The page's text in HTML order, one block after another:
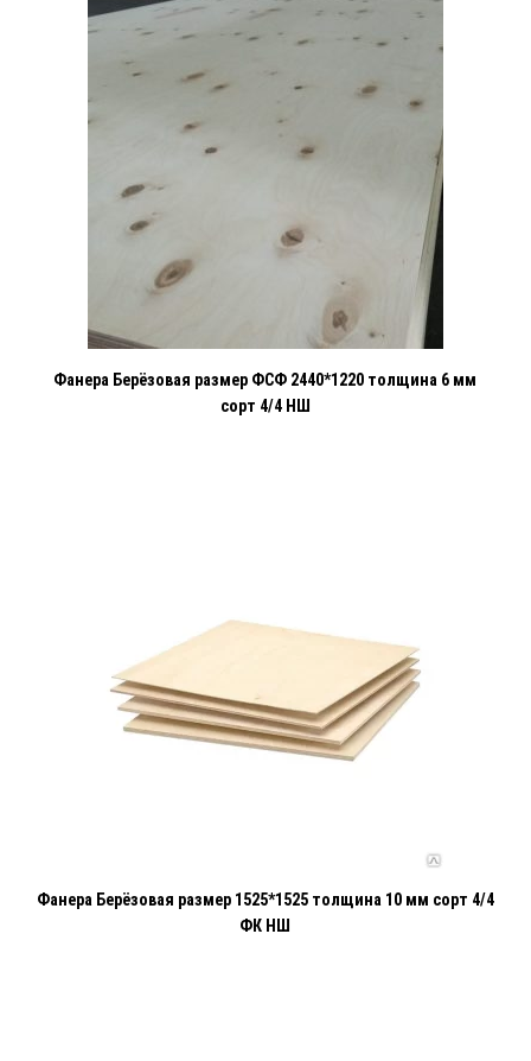
Фанера Берёзовая размер ФСФ 2440*1220 толщина 6 мм
сорт 4/4 НШ
Фанера Берёзовая размер 1525*1525 толщина 10 мм сорт 4/4
ФК НШ